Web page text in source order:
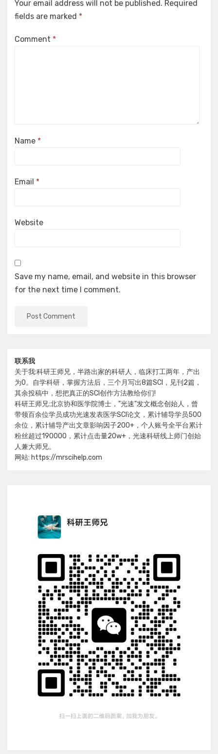
Your email address will not be published. Required
fields are marked *
Comment *
Name *
Email *
Website
Save my name, email, and website in this browser
for the next time I comment.
联系我
关于我:科研王师兄，半路出家的科研人，临床打工两年，产出
为0。自学科研，掌握方法后，三个月写出8篇SCI，见刊2篇，
其余投稿中，想把真正的SCI创作方法教给你们!
科研王师兄:北京协和医学院博士，"光速"发文概念创始人，曾
带领百余位学员成功光速发表医学SCI论文，累计辅导学员500
余位，累计辅导产出文章影响因子200+，个人账号全平台累计
粉丝超过190000，累计点击量20w+，光速科研线上师门创始
人兼大师兄。
网站: https://mrscihelp.com